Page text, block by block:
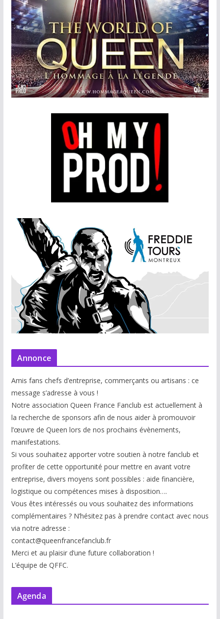
Annonce
Amis fans chefs d’entreprise, commerçants ou artisans : ce
message s’adresse à vous !
Notre association Queen France Fanclub est actuellement à
la recherche de sponsors afin de nous aider à promouvoir
l’œuvre de Queen lors de nos prochains évènements,
manifestations.
Si vous souhaitez apporter votre soutien à notre fanclub et
profiter de cette opportunité pour mettre en avant votre
entreprise, divers moyens sont possibles : aide financière,
logistique ou compétences mises à disposition….
Vous êtes intéressés ou vous souhaitez des informations
complémentaires ? N’hésitez pas à prendre contact avec nous
via notre adresse :
contact@queenfrancefanclub.fr
Merci et au plaisir d’une future collaboration !
L’équipe de QFFC.
Agenda